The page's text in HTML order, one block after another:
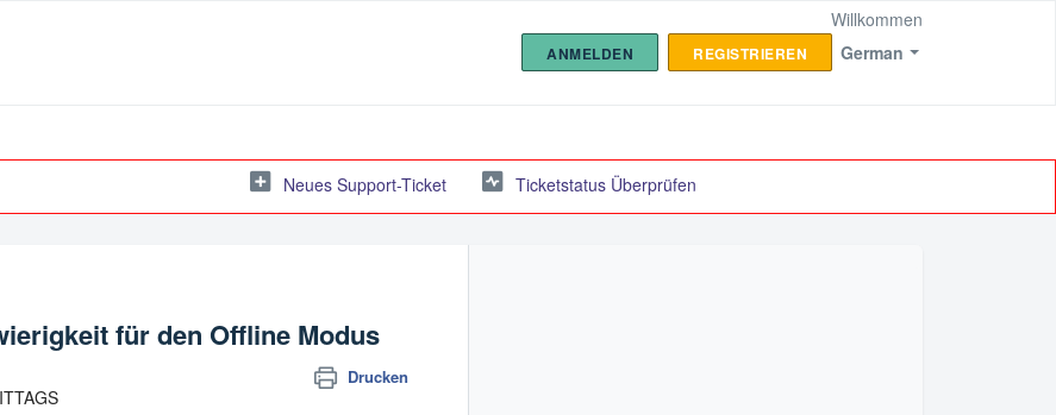
German
Willkommen
ANMELDEN REGISTRIEREN
Neues Support-Ticket Ticketstatus Überprüfen
für den Offline Modus
Drucken